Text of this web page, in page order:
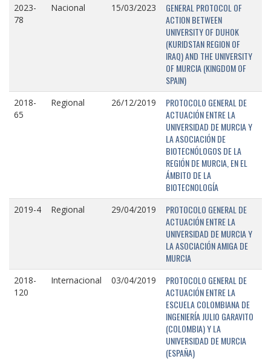
2023-
78
Nacional 15/03/2023
GENERAL PROTOCOL OF
ACTION BETWEEN
UNIVERSITY OF DUHOK
(KURIDSTAN REGION OF
IRAQ) AND THE UNIVERSITY
OF MURCIA (KINGDOM OF
SPAIN)
2018-
65
Regional 26/12/2019
PROTOCOLO GENERAL DE
ACTUACIÓN ENTRE LA
UNIVERSIDAD DE MURCIA Y
LA ASOCIACIÓN DE
BIOTECNÓLOGOS DE LA
REGIÓN DE MURCIA, EN EL
ÁMBITO DE LA
BIOTECNOLOGÍA
2019-4 Regional 29/04/2019
PROTOCOLO GENERAL DE
ACTUACIÓN ENTRE LA
UNIVERSIDAD DE MURCIA Y
LA ASOCIACIÓN AMIGA DE
MURCIA
2018-
120
Internacional 03/04/2019
PROTOCOLO GENERAL DE
ACTUACIÓN ENTRE LA
ESCUELA COLOMBIANA DE
INGENIERÍA JULIO GARAVITO
(COLOMBIA) Y LA
UNIVERSIDAD DE MURCIA
(ESPAÑA)